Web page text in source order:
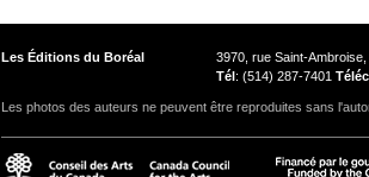
Les Éditions du Boréal
3970, rue Saint-
Tél: (514) 287-7401 Téléc
Les photos des auteurs ne peuvent être reproduites sans